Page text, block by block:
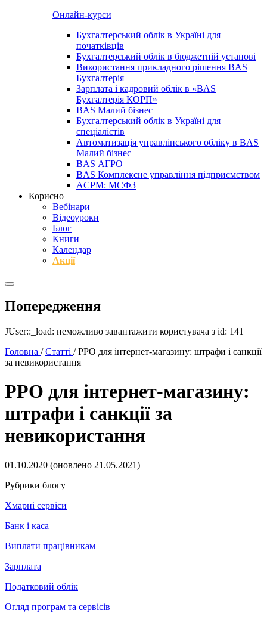
Онлайн-курси
Бухгалтерський облік в Україні для
початківців
Бухгалтерський облік в бюджетній установі
Використання прикладного рішення BAS
Бухгалтерія
Зарплата і кадровий облік в «BAS
Бухгалтерія КОРП»
BAS Малий бізнес
Бухгалтерський облік в Україні для
спеціалістів
Автоматизація управлінського обліку в BAS
Малий бізнес
BAS АГРО
BAS Комплексне управління підприємством
ACPM: МСФЗ
Корисно
Вебінари
Відеоуроки
Блог
Книги
Календар
Акції
Попередження
JUser::_load: неможливо завантажити користувача з id: 141
Головна / Статті / РРО для інтернет-магазину: штрафи і санкції
за невикористання
РРО для інтернет-магазину:
штрафи і санкції за
невикористання
01.10.2020 (оновлено 21.05.2021)
Рубрики блогу
Хмарні сервіси
Банк і каса
Виплати працівникам
Зарплата
Податковий облік
Огляд програм та сервісів